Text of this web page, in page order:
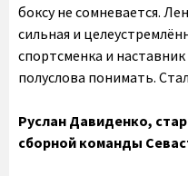
боксу не сомневается.
сильная и
спортсменка и наставник
полуслова понимать.
Руслан Давиденко,
сборной команды